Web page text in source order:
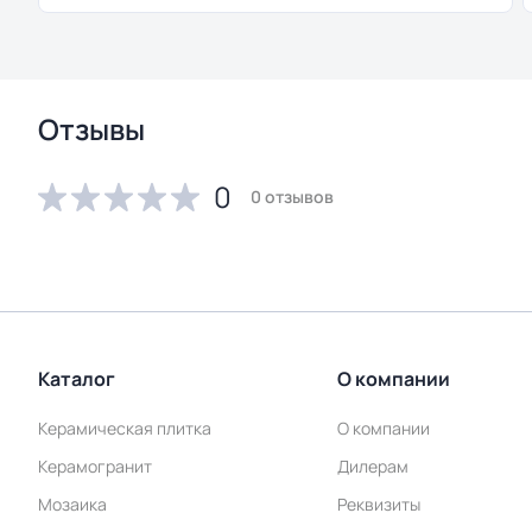
Отзывы
0
0 отзывов
Каталог
Керамическая плитка
Керамогранит
Мозаика
О компании
О компании
Дилерам
Реквизиты